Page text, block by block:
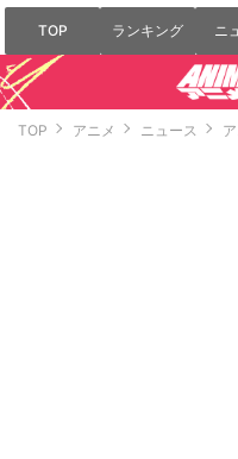
TOP ランキング ニ
TOP アニメ ニュース